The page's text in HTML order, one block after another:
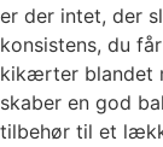
er der intet, der
konsistens, du
kikærter blandet
skaber en god
tilbehør til et